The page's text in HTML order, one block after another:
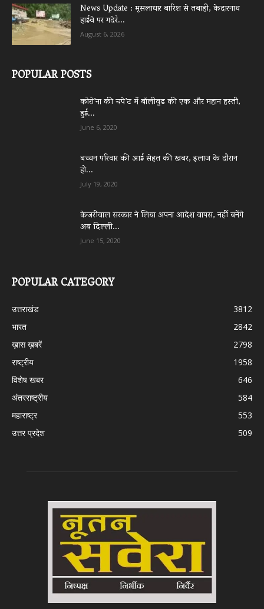
News Update : मूसलाधार बारिश से तबाही, केदारनाथ
हाईवे पर गदेरे...
August 6, 2026
POPULAR POSTS
कोरो’ना की चपे’ट में बॉलीवुड की एक और महान हस्ती,
हुई...
June 6, 2020
बच्चन परिवार की आई सेहत की खबर, इलाज के दौरान
हो...
July 19, 2020
केजरीवाल सरकार ने लिया अपना आदेश वापस, नहीं बनेंगे
अब दिल्ली...
June 15, 2020
POPULAR CATEGORY
उत्तराखंड
3812
भारत
2842
ख़ास ख़बरें
2798
राष्ट्रीय
1958
विशेष खबर
646
अंतरराष्ट्रीय
584
महाराष्ट्र
553
उत्तर प्रदेश
509